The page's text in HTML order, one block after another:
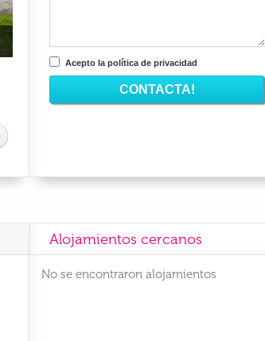
Acepto la política de privacidad
Alojamientos cercanos
No se encontraron alojamientos